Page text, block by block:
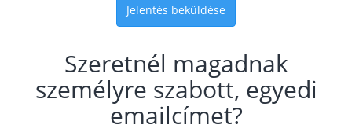
Jelentés beküldése
Szeretnél magadnak
személyre szabott, egyedi
emailcímet?